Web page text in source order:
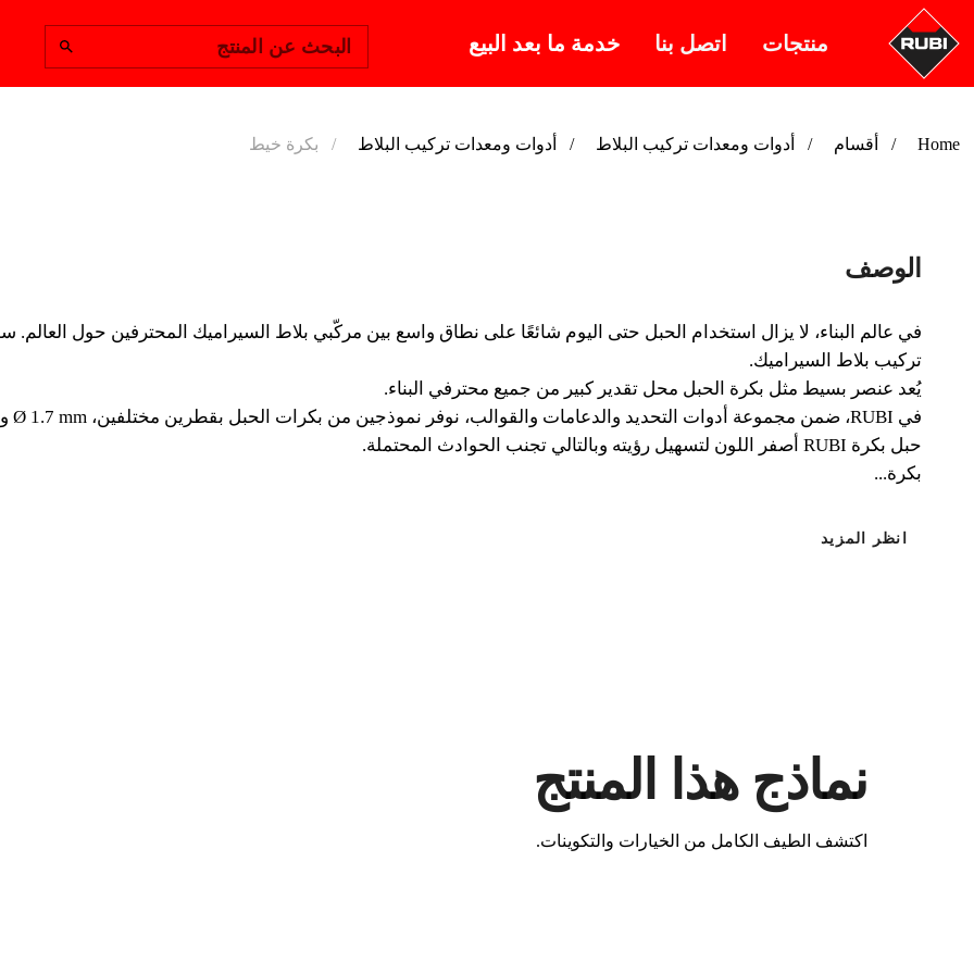
منتجات اتصل بنا خدمة ما بعد البيع البحث عن المنتج
Home أقسام أدوات ومعدات تركيب البلاط أدوات ومعدات تركيب البلاط بكرة خيط
مركّبي بلاط السيراميك
الوصف
في عالم البناء، لا يزال استخدام الحبل حتى اليوم شائعًا على نطاق واسع بين مركّبي بلاط السيراميك المحترفين حول العالم.
تركيب بلاط السيراميك.
يُعد عنصر بسيط مثل بكرة الحبل محل تقدير كبير من جميع محترفي البناء.
في RUBI، ضمن مجموعة أدوات التحديد والدعامات والقوالب، نوفر نموذجين من بكرات الحبل بقطرين مختلفين، Ø 1.7 mm وØ 3 mm، وكلا النموذجين في بكرات بطول 50 مترًا.
حبل بكرة RUBI أصفر اللون لتسهيل رؤيته وبالتالي تجنب الحوادث المحتملة.
بكرة...
انظر المزيد
نماذج هذا المنتج
اكتشف الطيف الكامل من الخيارات والتكوينات.